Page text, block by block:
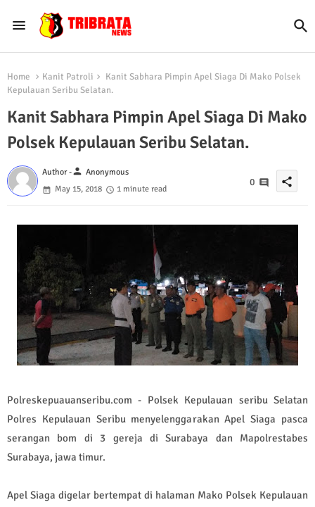
Home Kanit Patroli
Kanit Sabhara Pimpin Apel Siaga Di Mako Polsek
Kepulauan Seribu Selatan.
Kanit Sabhara Pimpin Apel Siaga Di Mako
Polsek Kepulauan Seribu Selatan.
Author -person Anonymous
May 15, 2018
1 minute read
0 share
Polreskepuauanseribu.com - Polsek Kepulauan seribu Selatan
Polres Kepulauan Seribu menyelenggarakan Apel Siaga pasca
serangan bom di 3 gereja di Surabaya dan Mapolrestabes
Surabaya, jawa timur.
Apel Siaga digelar bertempat di halaman Mako Polsek Kepulauan